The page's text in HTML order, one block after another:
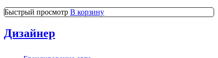
Быстрый просмотр В корзину
Дизайнер